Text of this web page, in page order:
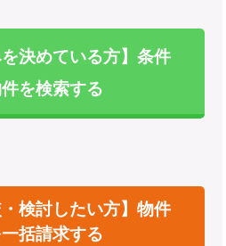
を決めている方】条件
を検索する
・検討したい方】物件
括請求する